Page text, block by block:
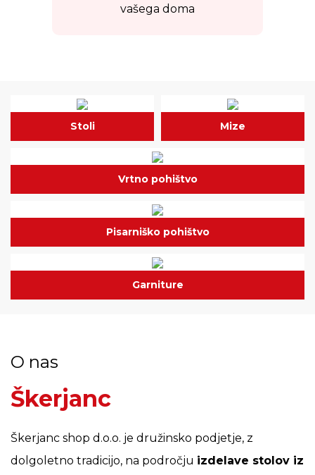
vašega doma
Stoli Mize
Vrtno pohištvo
Pisarniško pohištvo
Garniture
O nas
Škerjanc
Škerjanc shop d.o.o. je družinsko podjetje, z
dolgoletno tradicijo, na področju izdelave stolov iz